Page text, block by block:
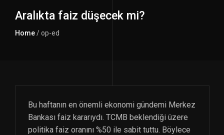
Aralıkta faiz düşecek mi?
Home/ op-ed
Bu haftanın en önemli ekonomi gündemi Merkez
Bankası faiz kararıydı. TCMB beklendiği üzere
politika faiz oranını %50 ile sabit tuttu. Böylece